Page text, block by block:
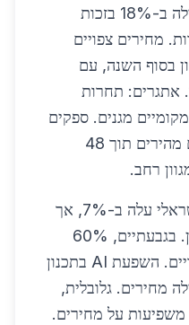
הישראלי, עם גבעתיים מובילה ב-18% בזכות
בנייה של 5000 דירות. מחירים צפויים
4500 ₪ לטון בסוף השנה, עם
אתגרים: תחרות
מגנים. ספקים
בגבעתיים מציעים משלוחים מהירים תוך 48
רחב.
נתונים סטטיסטיים: יצוא ישראלי עלה ב-7%, אך
יבוא פלדה על 1.2 מיליון טון. בגבעתיים, 60%
מהביקוש מפרויקטים מסחריים. השפעת AI בתכנון
ב-15%, מוזילה מחירים. גלובלית,
חברות כמו ArcelorMittal משפיעות על מחירים.